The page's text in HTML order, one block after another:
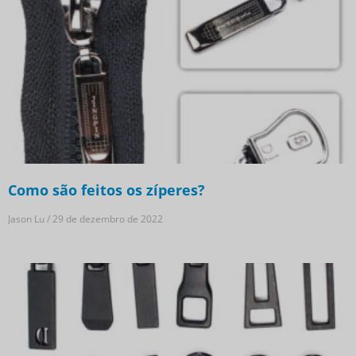
Como são feitos os zíperes?
Jason Lu 29 de dezembro de 2022